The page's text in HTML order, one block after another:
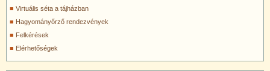
Virtuális séta a tájházban
Hagyományőrző rendezvények
Felkérések
Elérhetőségek